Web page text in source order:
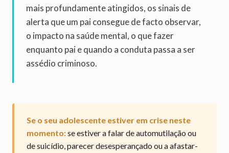
mais profundamente atingidos, os sinais de
alerta que um pai consegue de facto observar,
o impacto na saúde mental, o que fazer
enquanto pai e quando a conduta passa a ser
assédio criminoso.
Se o seu adolescente estiver em crise neste
momento:se estiver a falar de automutilação ou
de suicídio, parecer desesperançado ou a afastar-